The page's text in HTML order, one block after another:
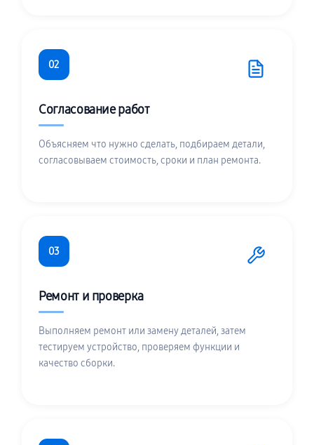
02
Согласование работ
Объясняем что нужно сделать, подбираем детали,
согласовываем стоимость, сроки и план ремонта.
03
Ремонт и проверка
Выполняем ремонт или замену деталей, затем
тестируем устройство, проверяем функции и
качество сборки.